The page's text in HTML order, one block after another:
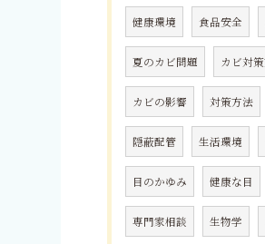
健康環境 食品安全
夏のカビ問題 カビ対
カビの影響 対策方法
隠蔽配管 生活環境
目のかゆみ 健康な目
専門家相談 生物学